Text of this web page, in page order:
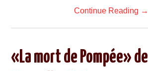
Continue Reading →
«La mort de Pompée» de